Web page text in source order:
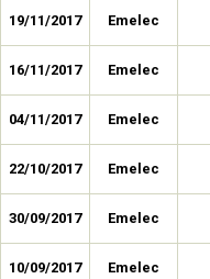
19/11/2017 Emelec
16/11/2017 Emelec
04/11/2017 Emelec
22/10/2017 Emelec
30/09/2017 Emelec
10/09/2017 Emelec